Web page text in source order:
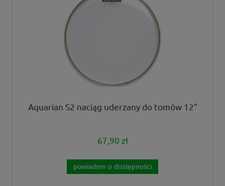
Aquarian S2 naciąg uderzany do tomów 12"
67,90 zł
powiadom o dostępności